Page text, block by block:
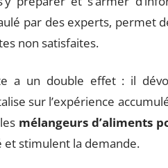
par des experts, permet
non satisfaites.
a un double effet : il
sur l’expérience
mélangeurs d’aliments
stimulent la demande.